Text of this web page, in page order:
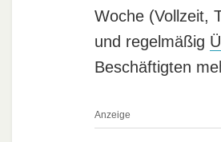
Woche (Vollzeit,
und regelmäßig
Beschäftigten
Anzeige